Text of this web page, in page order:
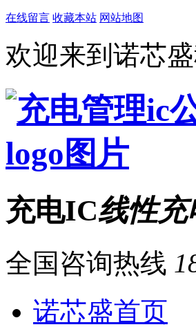
在线留言 收藏本站 网站地图
欢迎来到诺芯
充电IC线性充
全国咨询热线
诺芯盛首页